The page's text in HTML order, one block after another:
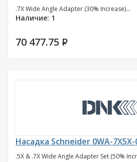
.7X Wide Angle Adapter (30% Increase)...
Наличие: 1
70 477.75 P
Насадка Schneider 0WA-7X5X-
.5X & .7X Wide Angle Adapter Set (50%